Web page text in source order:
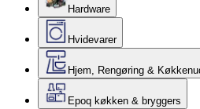
Hardware
Hvidevarer
Hjem, Rengøring &
Epoq køkken & bryggers